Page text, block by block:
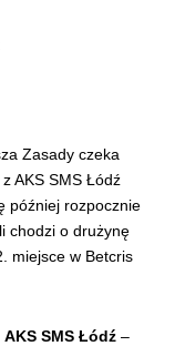
Zasady czeka
AKS SMS Łódź
później rozpocznie
chodzi o drużynę
miejsce w Betcris
AKS SMS Łódź –